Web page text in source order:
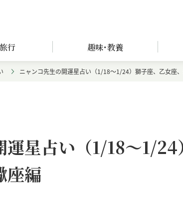
旅行 趣味･教養
ニャンコ先生の開運星占い（1/18～1/24）獅子座、乙女座
運星占い（1/18～1/
座編